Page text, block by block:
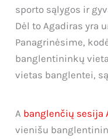
sporto sąlygos ir
Dėl to Agadiras yra
Panagrinėsime,
banglentininkų
vietas banglentei,
A banglenčių sesija
vienišu